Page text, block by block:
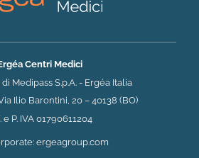
Centri Medici
Medipass S.p.A. - Ergéa Italia
Ilio Barontini, 20 – 40138 (BO)
e P. IVA 01790611204
ergeagroup.com(si apre in una nuova